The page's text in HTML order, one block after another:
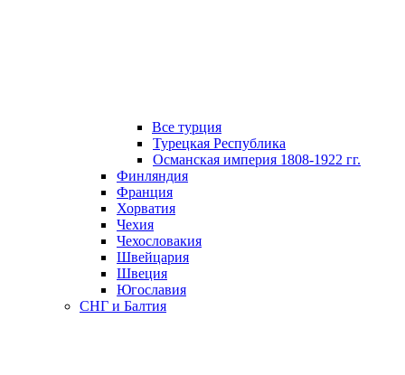
Все турция
Турецкая Республика
Османская империя 1808-1922 гг.
Финляндия
Франция
Хорватия
Чехия
Чехословакия
Швейцария
Швеция
Югославия
СНГ и Балтия